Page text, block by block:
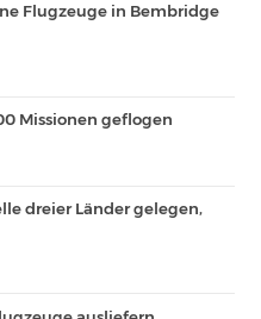
Flugzeuge in Bembridge
Missionen geflogen
dreier Länder gelegen,